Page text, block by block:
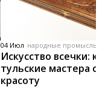
04 Июл народные промыслы,
Искусство всечки: как
тульские мастера
красоту